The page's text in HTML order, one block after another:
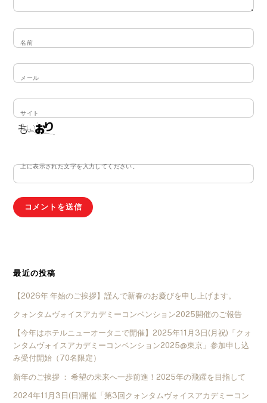
名前
メール
サイト
上に表示された文字を入力してください。
最近の投稿
【2026年 年始のご挨拶】謹んで新春のお慶びを申し上げます。
クォンタムヴォイスアカデミーコンベンション2025開催のご報告
【今年はホテルニューオータニで開催】2025年11月3日(月祝)「クォ
ンタムヴォイスアカデミーコンベンション2025@東京」参加申し込
み受付開始（70名限定）
新年のご挨拶 ： 希望の未来へ一歩前進！2025年の飛躍を目指して
2024年11月3日(日)開催「第3回クォンタムヴォイスアカデミーコン